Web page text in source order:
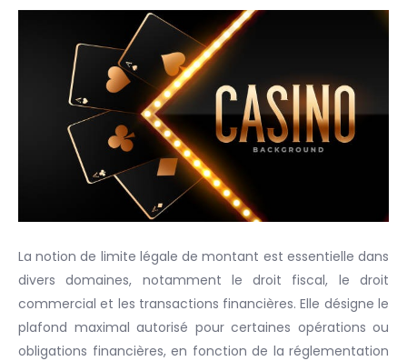
La notion de limite légale de montant est essentielle dans
divers domaines, notamment le droit fiscal, le droit
commercial et les transactions financières. Elle désigne le
plafond maximal autorisé pour certaines opérations ou
obligations financières, en fonction de la réglementation